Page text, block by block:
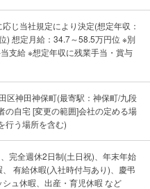
じ当社規定により決定(想定年収：
) 想定月給：34.7～58.5万円位 ※別
支給 ※想定年収に残業手当・賞与
区神田神保町(最寄駅：神保町/九段
の自宅 [変更の範囲]会社の定める場
行う場所を含む)
完全週休2日制(土日祝)、年末年始
有給休暇(入社時付与あり)、慶弔
ュ休暇、出産・育児休暇 など